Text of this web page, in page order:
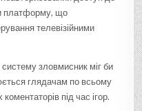
платформу, що
телевізійними
зловмисник міг би
глядачам по всьому
під час ігор.